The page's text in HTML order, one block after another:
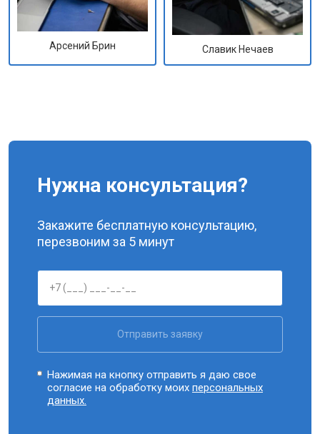
Арсений Брин Славик Нечаев
Нужна консультация?
Закажите бесплатную консультацию,
перезвоним за 5 минут
Отправить заявку
Нажимая на кнопку отправить я даю свое
согласие на обработку моихперсональных
данных.